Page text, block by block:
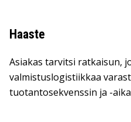
Haaste
Asiakas tarvitsi ratkaisun,
valmistuslogistiikkaa
tuotantosekvenssin ja -